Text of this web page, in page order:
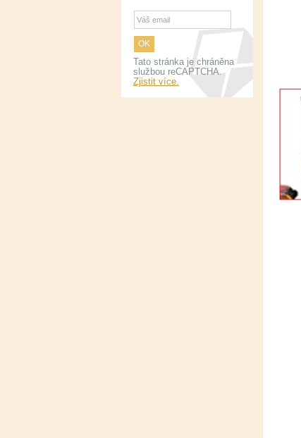
Tato stránka je chráněna
službou reCAPTCHA.
Zjistit více.